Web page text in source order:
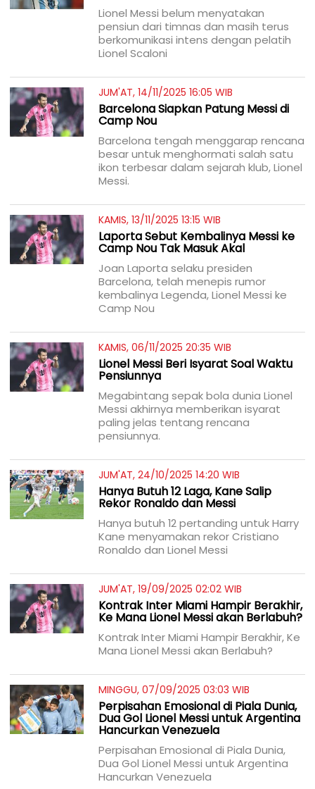
Lionel Messi belum menyatakan
pensiun dari timnas dan masih terus
berkomunikasi intens dengan pelatih
Lionel Scaloni
JUM'AT, 14/11/2025 16:05 WIB
Barcelona Siapkan Patung Messi di
Camp Nou
Barcelona tengah menggarap rencana
besar untuk menghormati salah satu
ikon terbesar dalam sejarah klub, Lionel
Messi.
KAMIS, 13/11/2025 13:15 WIB
Laporta Sebut Kembalinya Messi ke
Camp Nou Tak Masuk Akal
Joan Laporta selaku presiden
Barcelona, telah menepis rumor
kembalinya Legenda, Lionel Messi ke
Camp Nou
KAMIS, 06/11/2025 20:35 WIB
Lionel Messi Beri Isyarat Soal Waktu
Pensiunnya
Megabintang sepak bola dunia Lionel
Messi akhirnya memberikan isyarat
paling jelas tentang rencana
pensiunnya.
JUM'AT, 24/10/2025 14:20 WIB
Hanya Butuh 12 Laga, Kane Salip
Rekor Ronaldo dan Messi
Hanya butuh 12 pertanding untuk Harry
Kane menyamakan rekor Cristiano
Ronaldo dan Lionel Messi
JUM'AT, 19/09/2025 02:02 WIB
Kontrak Inter Miami Hampir Berakhir,
Ke Mana Lionel Messi akan Berlabuh?
Kontrak Inter Miami Hampir Berakhir, Ke
Mana Lionel Messi akan Berlabuh?
MINGGU, 07/09/2025 03:03 WIB
Perpisahan Emosional di Piala Dunia,
Dua Gol Lionel Messi untuk Argentina
Hancurkan Venezuela
Perpisahan Emosional di Piala Dunia,
Dua Gol Lionel Messi untuk Argentina
Hancurkan Venezuela